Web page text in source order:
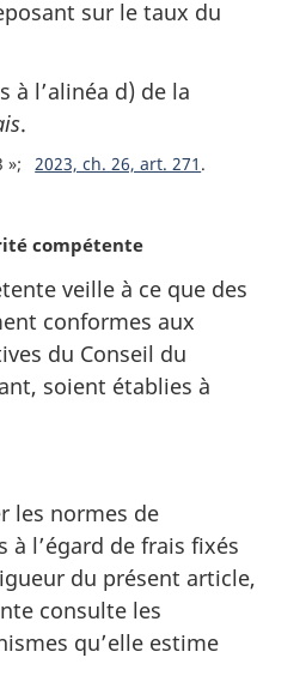
sur le taux du
à l’alinéa d) de la
.
» 2023, ch. 26, art. 271
compétente
veille à ce que des
conformes aux
du Conseil du
soient établies à
les normes de
à l’égard de frais fixés
du présent article,
consulte les
qu’elle estime